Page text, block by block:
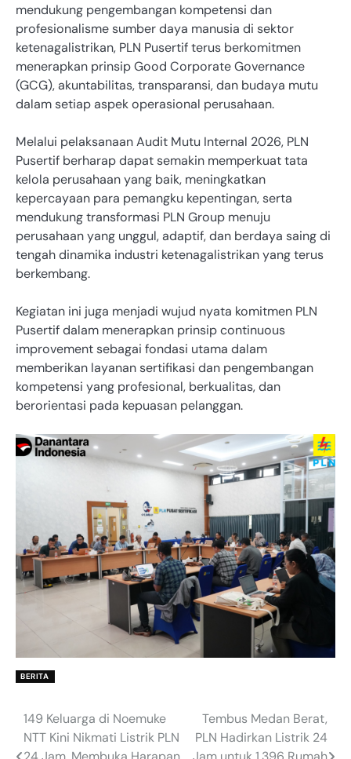
mendukung pengembangan kompetensi dan
profesionalisme sumber daya manusia di sektor
ketenagalistrikan, PLN Pusertif terus berkomitmen
menerapkan prinsip Good Corporate Governance
(GCG), akuntabilitas, transparansi, dan budaya mutu
dalam setiap aspek operasional perusahaan.
Melalui pelaksanaan Audit Mutu Internal 2026, PLN
Pusertif berharap dapat semakin memperkuat tata
kelola perusahaan yang baik, meningkatkan
kepercayaan para pemangku kepentingan, serta
mendukung transformasi PLN Group menuju
perusahaan yang unggul, adaptif, dan berdaya saing di
tengah dinamika industri ketenagalistrikan yang terus
berkembang.
Kegiatan ini juga menjadi wujud nyata komitmen PLN
Pusertif dalam menerapkan prinsip continuous
improvement sebagai fondasi utama dalam
memberikan layanan sertifikasi dan pengembangan
kompetensi yang profesional, berkualitas, dan
berorientasi pada kepuasan pelanggan.
BERITA
Post
navigation
149 Keluarga di Noemuke
NTT Kini Nikmati Listrik PLN
Tembus Medan Berat,
PLN Hadirkan Listrik 24